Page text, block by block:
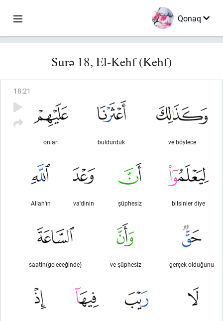
Qonaq
Surə 18, El-Kehf (Kehf)
18:21
ve böylece
buldurduk
onları
bilsinler diye
şüphesiz
va'dinin
Allah'ın
gerçek olduğunu
ve şüphesiz
saatin(geleceğinde)